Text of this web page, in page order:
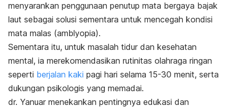
menyarankan penggunaan penutup mata bergaya bajak
laut sebagai solusi sementara untuk mencegah kondisi
mata malas (amblyopia).
Sementara itu, untuk masalah tidur dan kesehatan
mental, ia merekomendasikan rutinitas olahraga ringan
seperti berjalan kaki pagi hari selama 15-30 menit, serta
dukungan psikologis yang memadai.
dr. Yanuar menekankan pentingnya edukasi dan